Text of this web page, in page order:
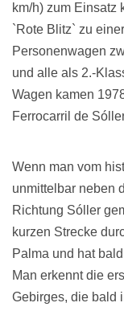
km/h) zum Einsatz
`Rote Blitz` zu
Personenwagen
und alle als 2.-
Wagen kamen
Ferrocarril de
Wenn man vom
unmittelbar neben
Richtung Sóller
kurzen Strecke
Palma und hat
Man erkennt die
Gebirges, die bald